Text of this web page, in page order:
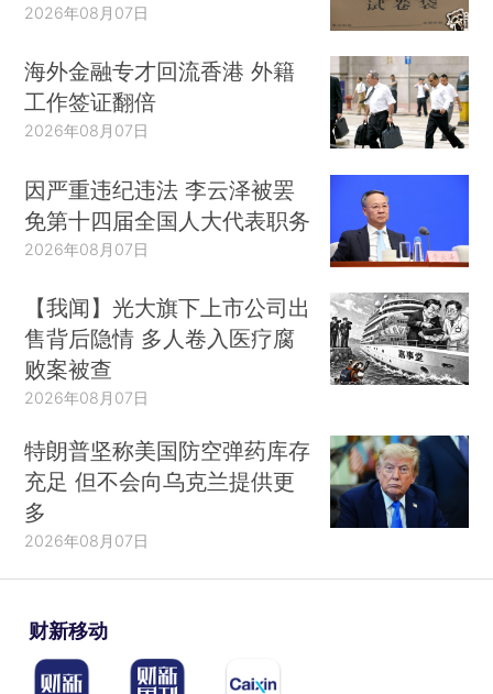
2026年08月07日
海外金融专才回流香港 外籍
工作签证翻倍
2026年08月07日
因严重违纪违法 李云泽被罢
免第十四届全国人大代表职务
2026年08月07日
【我闻】光大旗下上市公司出
售背后隐情 多人卷入医疗腐
败案被查
2026年08月07日
特朗普坚称美国防空弹药库存
充足 但不会向乌克兰提供更
多
2026年08月07日
财新移动